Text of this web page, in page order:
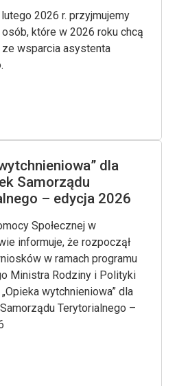
2026 r. przyjmujemy
osób, które w 2026 roku chcą
wsparcia asystenta
dla
Samorządu
– edycja 2026
Społecznej w
informuje, że rozpoczął
w ramach programu
Ministra Rodziny i Polityki
wytchnieniowa” dla
Terytorialnego –